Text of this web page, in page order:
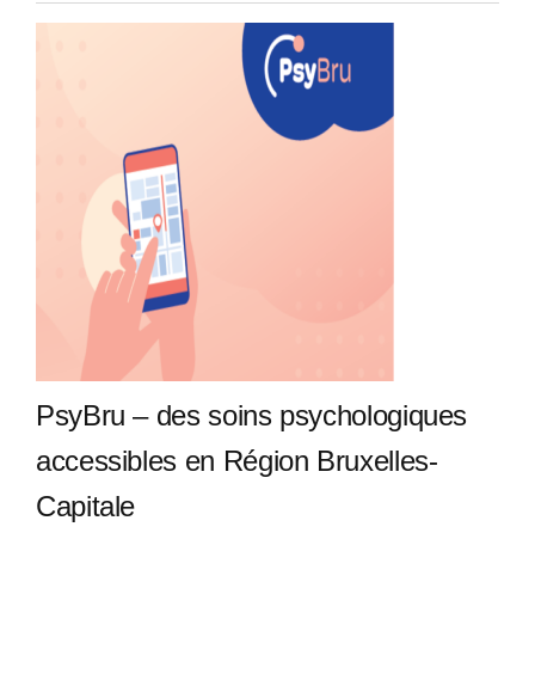
PsyBru – des soins psychologiques
accessibles en Région Bruxelles-
Capitale